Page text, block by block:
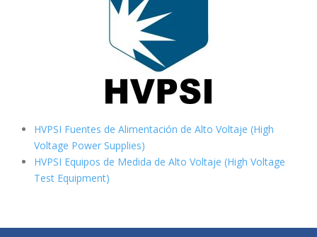
HVPSI Fuentes de Alimentación de Alto Voltaje (High
Voltage Power Supplies)
HVPSI Equipos de Medida de Alto Voltaje (High Voltage
Test Equipment)